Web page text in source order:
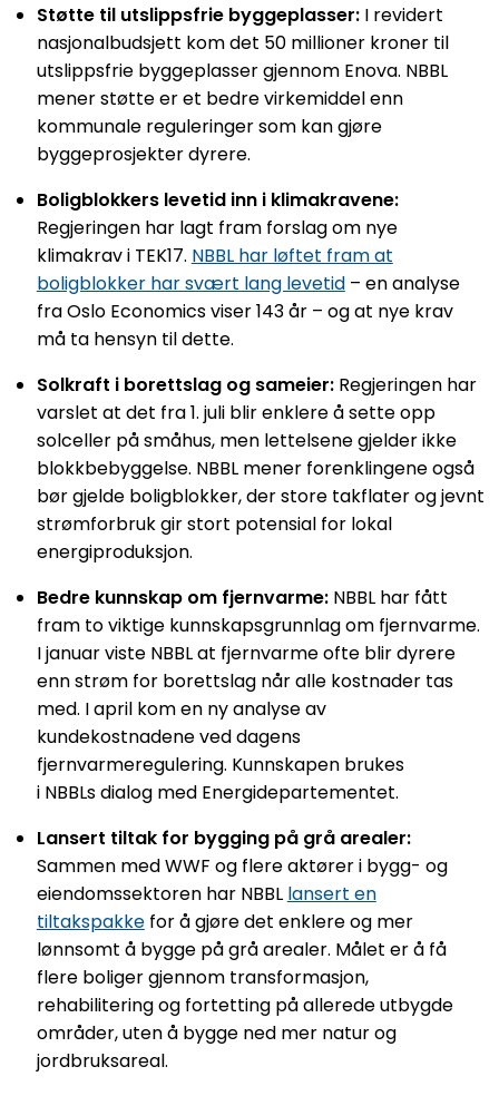
Støtte til utslippsfrie byggeplasser:I revidert
nasjonalbudsjett kom det 50 millioner kroner til
utslippsfrie byggeplasser gjennom Enova. NBBL
mener støtte er et bedre virkemiddel enn
kommunale reguleringer som kan gjøre
byggeprosjekter dyrere.
Boligblokkers levetid inn i klimakravene:
Regjeringen har lagt fram forslag om nye
klimakrav i TEK17. NBBL har løftet fram at
boligblokker har svært lang levetid– en analyse
fra Oslo Economics viser 143 år – og at nye krav
må ta hensyn til dette.
Solkraft i borettslag og sameier:Regjeringen har
varslet at det fra 1. juli blir enklere å sette opp
solceller på småhus, men lettelsene gjelder ikke
blokkbebyggelse. NBBL mener forenklingene også
bør gjelde boligblokker, der store takflater og jevnt
strømforbruk gir stort potensial for lokal
energiproduksjon.
Bedre kunnskap om fjernvarme:NBBL har fått
fram to viktige kunnskapsgrunnlag om fjernvarme.
I januar viste NBBL at fjernvarme ofte blir dyrere
enn strøm for borettslag når alle kostnader tas
med. I april kom en ny analyse av
kundekostnadene ved dagens
fjernvarmeregulering. Kunnskapen brukes
i NBBLs dialog med Energidepartementet.
Lansert tiltak for bygging på grå arealer:
Sammen med WWF og flere aktører i bygg- og
eiendomssektoren har NBBL lansert en
tiltakspakkefor å gjøre det enklere og mer
lønnsomt å bygge på grå arealer. Målet er å få
flere boliger gjennom transformasjon,
rehabilitering og fortetting på allerede utbygde
områder, uten å bygge ned mer natur og
jordbruksareal.